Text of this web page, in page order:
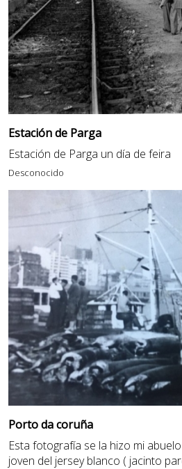
Estación de Parga
Estación de Parga un día de feira
Desconocido
Porto da coruña
Esta fotografía se la hizo mi
joven del jersey blanco ( jacinto